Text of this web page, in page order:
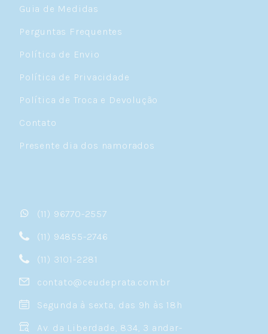
Guia de Medidas
Perguntas Frequentes
Política de Envio
Política de Privacidade
Política de Troca e Devolução
Contato
Presente dia dos namorados
(11) 96770-2557
(11) 94855-2746
(11) 3101-2281
contato@ceudeprata.com.br
Segunda à sexta, das 9h às 18h
Av. da Liberdade, 834, 3 andar-